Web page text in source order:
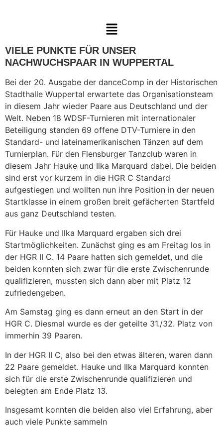
VIELE PUNKTE FÜR UNSER
NACHWUCHSPAAR IN WUPPERTAL
Bei der 20. Ausgabe der danceComp in der Historischen
Stadthalle Wuppertal erwartete das Organisationsteam
in diesem Jahr wieder Paare aus Deutschland und der
Welt. Neben 18 WDSF-Turnieren mit internationaler
Beteiligung standen 69 offene DTV-Turniere in den
Standard- und lateinamerikanischen Tänzen auf dem
Turnierplan. Für den Flensburger Tanzclub waren in
diesem Jahr Hauke und Ilka Marquard dabei. Die beiden
sind erst vor kurzem in die HGR C Standard
aufgestiegen und wollten nun ihre Position in der neuen
Startklasse in einem großen breit gefächerten Startfeld
aus ganz Deutschland testen.
Für Hauke und Ilka Marquard ergaben sich drei
Startmöglichkeiten. Zunächst ging es am Freitag los in
der HGR II C. 14 Paare hatten sich gemeldet, und die
beiden konnten sich zwar für die erste Zwischenrunde
qualifizieren, mussten sich dann aber mit Platz 12
zufriedengeben.
Am Samstag ging es dann erneut an den Start in der
HGR C. Diesmal wurde es der geteilte 31./32. Platz von
immerhin 39 Paaren.
In der HGR II C, also bei den etwas älteren, waren dann
22 Paare gemeldet. Hauke und Ilka Marquard konnten
sich für die erste Zwischenrunde qualifizieren und
belegten am Ende Platz 13.
Insgesamt konnten die beiden also viel Erfahrung, aber
auch viele Punkte sammeln